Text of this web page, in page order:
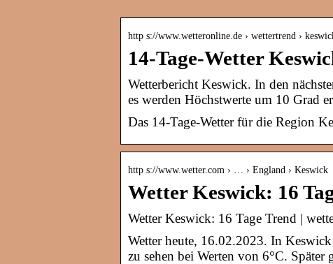
http s://www.wetteronline.de › wettertrend ›
14-Tage-Wetter
Wetterbericht Keswick. In den
es werden Höchstwerte um 10 Grad
Das 14-Tage-Wetter für die Region
http s://www.wetter.com › … › England › Keswick
Wetter Keswick: 16
Wetter Keswick: 16 Tage Trend |
Wetter heute, 16.02.2023. In
zu sehen bei Werten von 6°C.